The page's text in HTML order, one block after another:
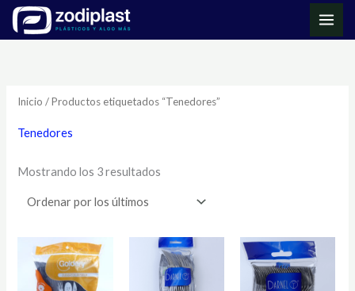
Inicio / Productos etiquetados “Tenedores”
Tenedores
Mostrando los 3 resultados
Ordenado